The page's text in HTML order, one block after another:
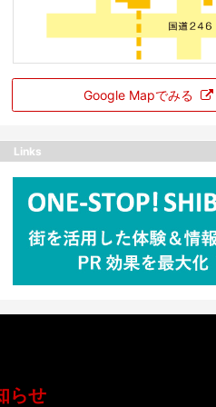
Google Mapでみる
Links
らせ